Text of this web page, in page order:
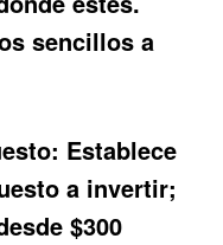
sencillos a
Establece
a invertir;
$300